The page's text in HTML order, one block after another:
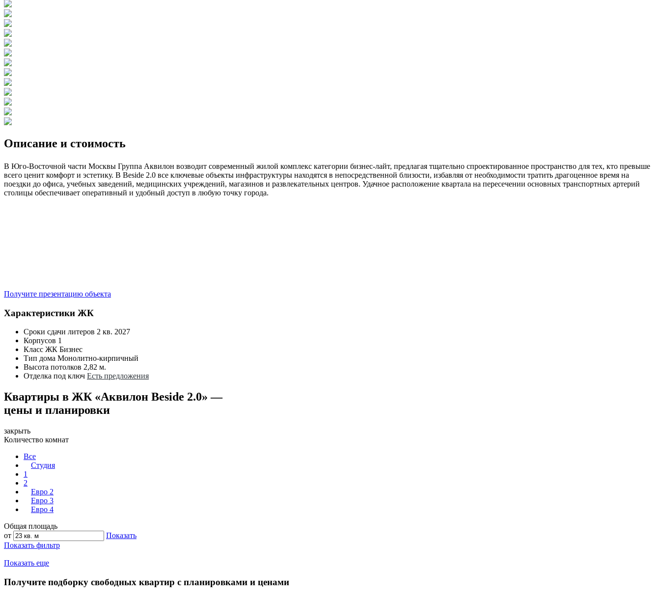
Описание и стоимость
В Юго-Восточной части Москвы Группа Аквилон возводит современный жилой комплекс категории бизнес-лайт, предлагая тщательно спроектированное пространство для тех, кто превыше
всего ценит комфорт и эстетику. В Beside 2.0 все ключевые объекты инфраструктуры находятся в непосредственной близости, избавляя от необходимости тратить драгоценное время на
поездки до офиса, учебных заведений, медицинских учреждений, магазинов и развлекательных центров. Удачное расположение квартала на пересечении основных транспортных артерий
столицы обеспечивает оперативный и удобный доступ в любую точку города.
Получите презентацию объекта
Характеристики ЖК
Сроки сдачи литеров 2 кв. 2027
Корпусов 1
Класс ЖК Бизнес
Тип дома Монолитно-кирпичный
Высота потолков 2,82 м.
Отделка под ключ Есть предложения
Квартиры в ЖК «Аквилон Beside 2.0» —
цены и планировки
закрыть
Количество комнат
Все
Студия
1
2
Евро 2
Евро 3
Евро 4
Общая площадь
от
Показать
Показать фильтр
Показать еще
Получите подборку свободных квартир с планировками и ценами